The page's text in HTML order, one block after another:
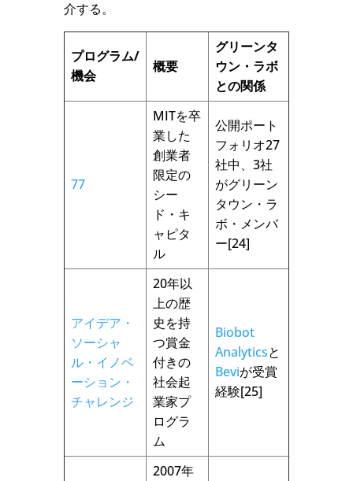
介する。
プログラム/
機会
概要
グリーンタ
ウン・ラボ
との関係
77
MITを卒
業した
創業者
限定の
シー
ド・キ
ャピタ
ル
公開ポート
フォリオ27
社中、3社
がグリーン
タウン・ラ
ボ・メンバ
ー[24]
アイデア・
ソーシャ
ル・イノベ
ーション・
チャレンジ
20年以
上の歴
史を持
つ賞金
付きの
社会起
業家プ
ログラ
ム
Biobot
Analyticsと
Beviが受賞
経験[25]
2007年